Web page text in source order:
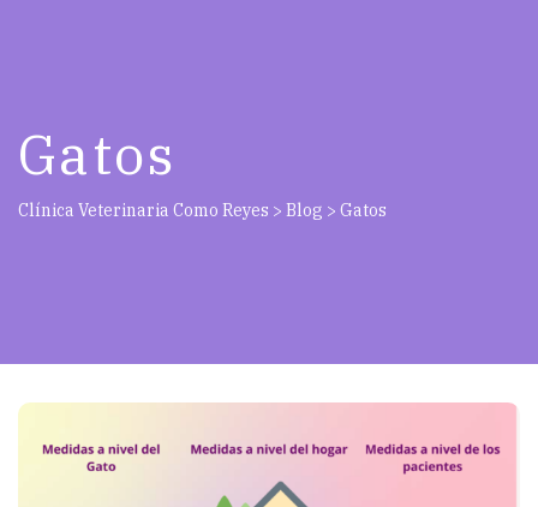
Gatos
Clínica Veterinaria Como Reyes > Blog > Gatos